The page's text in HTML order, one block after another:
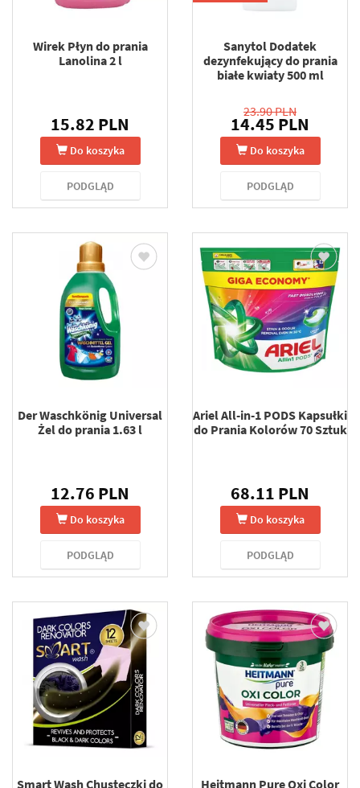
Wirek Płyn do prania
Lanolina 2 l
15.82 PLN
Do koszyka
PODGLĄD
Sanytol Dodatek
dezynfekujący do prania
białe kwiaty 500 ml
23.90 PLN
14.45 PLN
Do koszyka
PODGLĄD
Der Waschkönig Universal
Żel do prania 1.63 l
12.76 PLN
Do koszyka
PODGLĄD
Ariel All-in-1 PODS Kapsułki
do Prania Kolorów 70 Sztuk
68.11 PLN
Do koszyka
PODGLĄD
Smart Wash Chusteczki do
Heitmann Pure Oxi Color